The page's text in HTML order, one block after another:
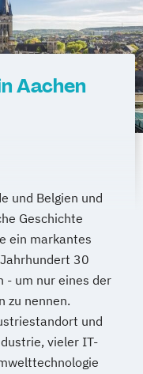
Aachen
und Belgien und
Geschichte
ein markantes
30
- um nur eines der
zu nennen.
und
vieler IT-